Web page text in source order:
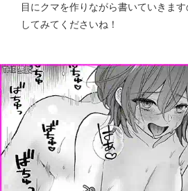
目にクマを作りながら書いていきま
してみてくださいね！